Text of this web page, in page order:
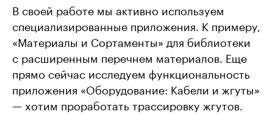
В своей работе мы активно используем
специализированные приложения. К примеру,
«Материалы и Сортаменты» для библиотеки
с расширенным перечнем материалов. Еще
прямо сейчас исследуем функциональность
приложения «Оборудование: Кабели и жгуты»
— хотим проработать трассировку жгутов.